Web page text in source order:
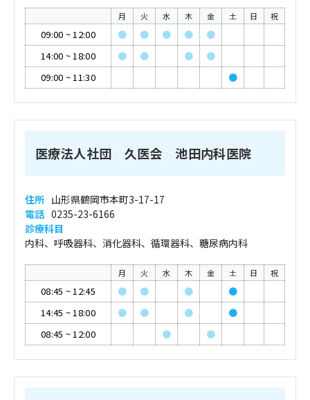
月 火 水 木 金 土 日 祝
09:00 ~12:00 ● ● ● ●
●
14:00 ~18:00 ● ● ●
●
09:00 ~11:30 ●
医療法人社団 久医会 池田内科医院
住所 山形県鶴岡市本町3-17-17
電話 0235-23-6166
診療科目
内科、呼吸器科、消化器科、循環器科、糖尿病内科
月 火 水 木 金 土 日 祝
08:45 ~12:45 ● ● ●
●
14:45 ~18:00 ● ● ●
●
08:45 ~12:00 ● ●